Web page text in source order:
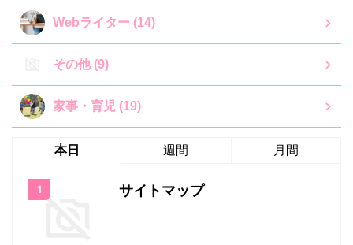
Webライター (14)
その他 (9)
家事・育児 (19)
本日 週間 月間
サイトマップ